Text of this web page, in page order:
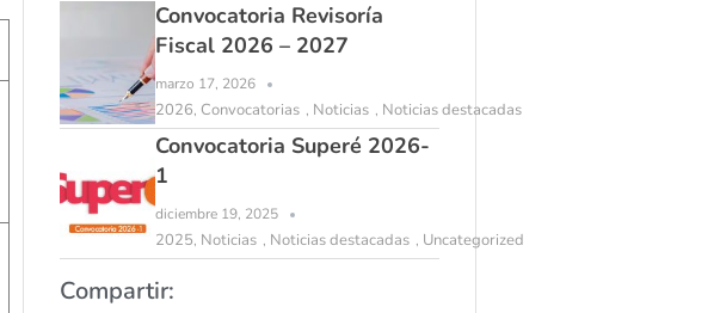
Convocatoria Revisoría
Fiscal 2026 – 2027
marzo 17, 2026
2026, Convocatorias , Noticias , Noticias destacadas
Convocatoria Superé 2026-
1
diciembre 19, 2025
2025, Noticias , Noticias destacadas , Uncategorized
Compartir: